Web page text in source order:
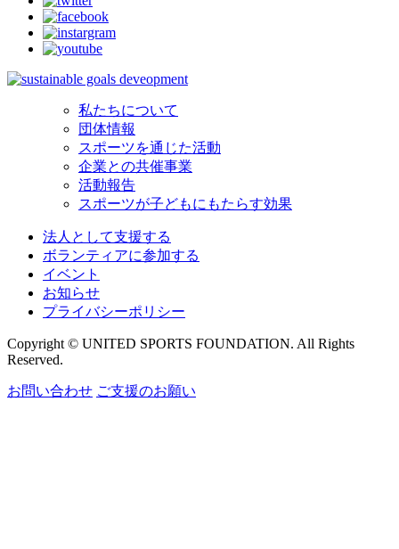
私たちについて
団体情報
スポーツを通じた活動
企業との共催事業
活動報告
スポーツが子どもにもたらす効果
法人として支援する
ボランティアに参加する
イベント
お知らせ
プライバシーポリシー
Copyright © UNITED SPORTS FOUNDATION. All Rights
Reserved.
お問い合わせ ご支援のお願い